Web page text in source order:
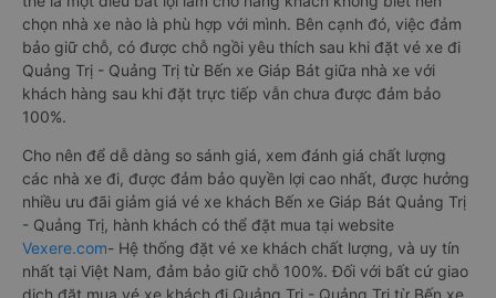
chọn nhà xe nào là phù hợp với mình. Bên cạnh đó, việc đảm
bảo giữ chỗ, có được chỗ ngồi yêu thích sau khi đặt vé xe đi
Quảng Trị - Quảng Trị từ Bến xe Giáp Bát giữa nhà xe với
khách hàng sau khi đặt trực tiếp vẫn chưa được đảm bảo
100%.
Cho nên để dễ dàng so sánh giá, xem đánh giá chất lượng
các nhà xe đi, được đảm bảo quyền lợi cao nhất, được hưởng
nhiều ưu đãi giảm giá vé xe khách Bến xe Giáp Bát Quảng Trị
- Quảng Trị, hành khách có thể đặt mua tại website
Vexere.com- Hệ thống đặt vé xe khách chất lượng, và uy tín
nhất tại Việt Nam, đảm bảo giữ chỗ 100%. Đối với bất cứ giao